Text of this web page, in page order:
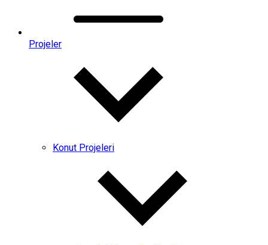
Projeler
Konut Projeleri